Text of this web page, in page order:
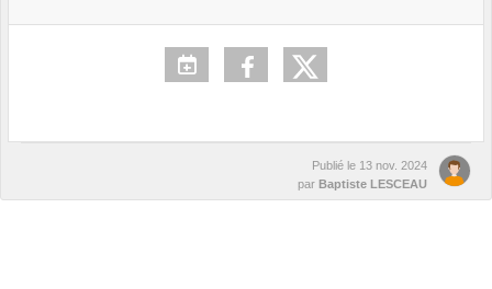
Publié le 13 nov. 2024
par Baptiste LESCEAU